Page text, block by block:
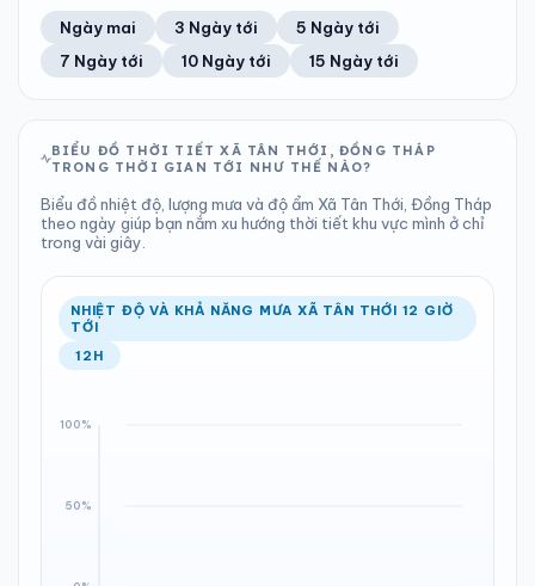
20°C 0%
Khả năng mưa
0 mm
Tổng cả ngày
1010 hPa
Bình thường
11
Chỉ số UV
Tốt
Ước lượng
22°C
Ổn định
0%
Khả năng mưa
Trung bình ngày Tốc độ gió
TIA UV TẦM NHÌN
LƯỢNG MƯA
1.89 mm
Tổng cả ngày
ÁP SUẤT
1010 hPa
Bình thường
Ổn định Khả năng mưa
Ngày mai 3 Ngày tới
5 Ngày tới
7 Ngày tới
10 Ngày tới 15 Ngày tới
BIỂU ĐỒ THỜI TIẾT XÃ TÂN THỚI, ĐỒNG THÁP
TRONG THỜI GIAN TỚI NHƯ THẾ NÀO?
Biểu đồ nhiệt độ, lượng mưa và độ ẩm Xã Tân Thới, Đồng Tháp
theo ngày giúp bạn nắm xu hướng thời tiết khu vực mình ở chỉ
trong vài giây.
NHIỆT ĐỘ VÀ KHẢ NĂNG MƯA XÃ TÂN THỚI 12 GIỜ
TỚI
12H